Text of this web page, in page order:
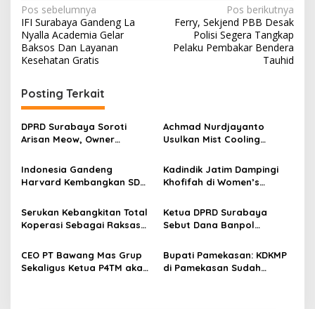
N
a
v
i
g
a
s
i
p
o
s
Pos sebelumnya
IFI Surabaya Gandeng La
Nyalla Academia Gelar
Baksos Dan Layanan
Kesehatan Gratis
Pos berikutnya
Ferry, Sekjend PBB Desak
Polisi Segera Tangkap
Pelaku Pembakar Bendera
Tauhid
Posting Terkait
DPRD Surabaya Soroti
Arisan Meow, Owner
Member Secara Bertahap
Achmad Nurdjayanto
Usulkan Mist Cooling
Surabaya di Tengah Cuaca
Panas
Indonesia Gandeng
Harvard Kembangkan SDM
Dunia
Kadindik Jatim Dampingi
Khofifah di Women’s
Perkuat Kepemimpinan
Perempuan untuk Indonesia
Berdampak
Serukan Kebangkitan Total
Koperasi Sebagai Raksasa
79
Ketua DPRD Surabaya
Sebut Dana Banpol
Pendidikan Politik
Masyarakat
CEO PT Bawang Mas Grup
Sekaligus Ketua P4TM akan
Bupati Pamekasan: KDKMP
di Pamekasan Sudah